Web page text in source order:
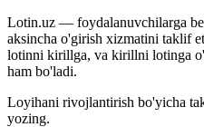
Lotin.uz — foydalanuvchilarga
aksincha o'girish xizmatini taklif
lotinni kirillga, va kirillni lotinga
ham bo'ladi.
Loyihani rivojlantirish bo'yicha
yozing.